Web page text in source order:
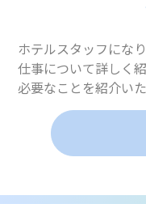
ホテルスタッフにな
仕事について詳しく
必要なことを紹介いた